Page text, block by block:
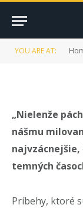
YOU ARE AT:
nádej
BY
„Nielenže
nášmu
temných
Príbehy, ktoré